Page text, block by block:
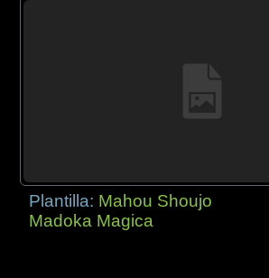
Plantilla: Mahou Shoujo
Madoka Magica